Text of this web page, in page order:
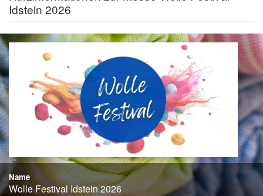
Idstein 2026
Name
Wolle Festival Idstein 2026